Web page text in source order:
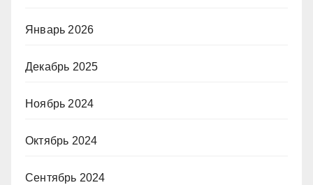
Январь 2026
Декабрь 2025
Ноябрь 2024
Октябрь 2024
Сентябрь 2024